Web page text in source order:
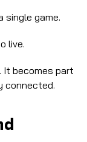
game.
live.
It becomes part
connected.